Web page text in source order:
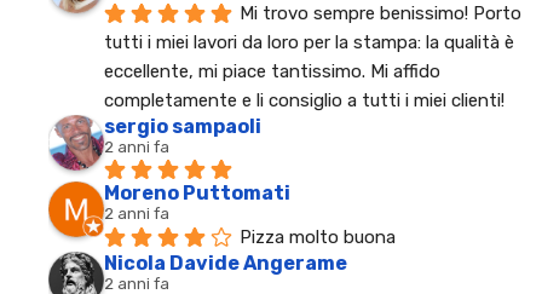
Mi trovo sempre benissimo! Porto
tutti i miei lavori da loro per la stampa: la qualità è
eccellente, mi piace tantissimo. Mi affido
completamente e li consiglio a tutti i miei clienti!
sergio sampaoli
2 anni fa
Moreno Puttomati
2 anni fa
Pizza molto buona
Nicola Davide Angerame
2 anni fa